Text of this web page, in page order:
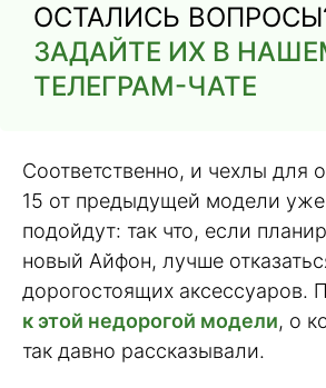
ОСТАЛИСЬ
ЗАДАЙТЕ ИХ В
ТЕЛЕГРАМ-ЧАТЕ
Соответственно, и чехлы для
15 от предыдущей модели уже
подойдут: так что, если
новый Айфон, лучше
дорогостоящих аксессуаров.
к этой недорогой модели, о
так давно рассказывали.